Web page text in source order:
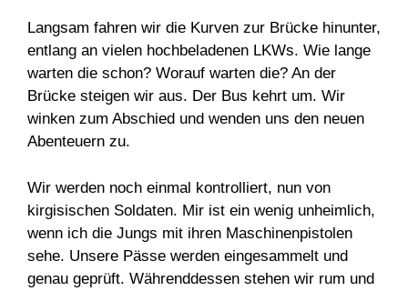
Langsam fahren wir die Kurven zur Brücke hinunter,
entlang an vielen hochbeladenen LKWs. Wie lange
warten die schon? Worauf warten die? An der
Brücke steigen wir aus. Der Bus kehrt um. Wir
winken zum Abschied und wenden uns den neuen
Abenteuern zu.
Wir werden noch einmal kontrolliert, nun von
kirgisischen Soldaten. Mir ist ein wenig unheimlich,
wenn ich die Jungs mit ihren Maschinenpistolen
sehe. Unsere Pässe werden eingesammelt und
genau geprüft. Währenddessen stehen wir rum und